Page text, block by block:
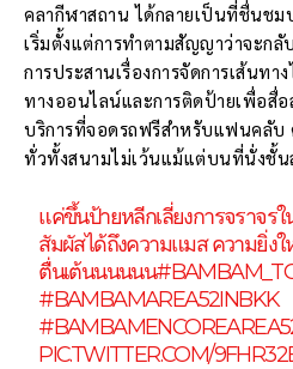
คลากีฬาสถาน ได้กลายเป็นที่ชื่นชม
เริ่มตั้งแต่การทำตามสัญญาว่าจะก
การประสานเรื่องการจัดการเส้นท
ทางออนไลน์และการติดป้ายเพื่อสื่อ
บริการที่จอดรถฟรีสำหรับแฟนคลั
ทั่วทั้งสนามไม่เว้นแม้แต่บนที่นั่งชั้น
แค่ขึ้นป้ายหลีกเลี่ยงการจราจร
สัมผัสได้ถึงความแมส ความยิ่ง
ตื่นเต้นนนนนน
#BAMBAMAREA52INBKK
PIC.TWITTER.COM/